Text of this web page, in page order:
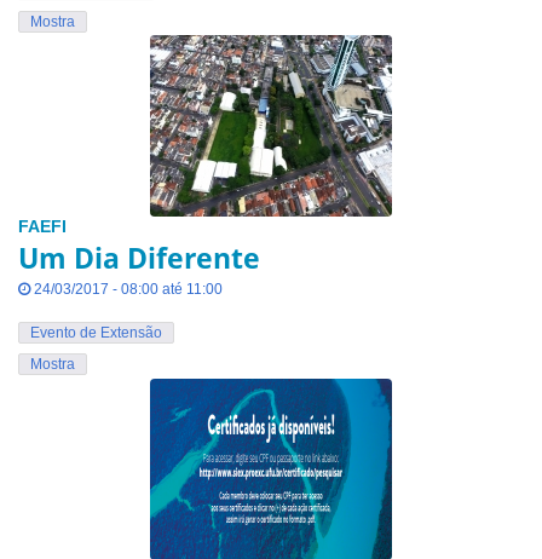
Mostra
FAEFI
Um Dia Diferente
24/03/2017 - 08:00 até 11:00
Evento de Extensão
Mostra